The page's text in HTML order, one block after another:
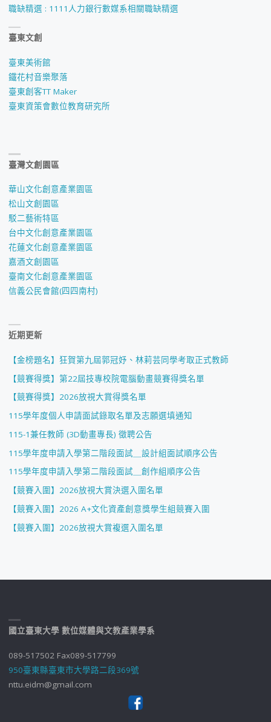
職缺精選 : 1111人力銀行數媒系相關職缺精選
臺東文創
臺東美術館
鐵花村音樂聚落
臺東創客TT Maker
臺東資策會數位教育研究所
臺灣文創園區
華山文化創意產業園區
松山文創園區
駁二藝術特區
台中文化創意產業園區
花蓮文化創意產業園區
嘉酒文創園區
臺南文化創意產業園區
信義公民會館(四四南村)
近期更新
【金榜題名】狂賀第九屆郭冠妤、林莉芸同學考取正式教師
【競賽得獎】第22屆技專校院電腦動畫競賽得獎名單
【競賽得獎】2026放視大賞得獎名單
115學年度個人申請面試錄取名單及志願選填通知
115-1兼任教師 (3D動畫專長) 徵聘公告
115學年度申請入學第二階段面試＿設計組面試順序公告
115學年度申請入學第二階段面試＿創作組順序公告
【競賽入圍】2026放視大賞決選入圍名單
【競賽入圍】2026 A+文化資產創意獎學生組競賽入圍
【競賽入圍】2026放視大賞複選入圍名單
國立臺東大學 數位媒體與文教產業學系
089-517502 Fax089-517799
950臺東縣臺東市大學路二段369號
nttu.eidm@gmail.com